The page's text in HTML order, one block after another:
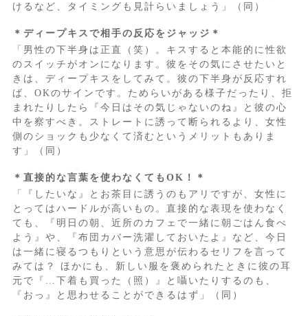
けるなど、タイミングも見計らいましょう」（同）
＊ディープキスで相手の反応をジャッジ＊
「男性の下半身は正直（笑）。キスすると本能的に性欲
のスイッチがオンになります。彼をその気にさせたいと
きは、ディープキスをしてみて。彼の下半身が反応すれ
ば、OKのサインです。ためらいがある様子だったり、拒
まれたりしたら『今日はその気じゃないのね』と彼の心
中を察すべき。ストレートに誘って断られるより、女性
側のショックも少なくて済むというメリットもありま
す」（同）
＊直接的な言葉を使わなくてもOK！＊
「『したいな』とお茶目に誘うのもアリですが、女性に
とってはハードルが高いもの。直接的な表現を使わなく
ても、『明日の朝、近所のカフェで一緒に朝ごはん食べ
よう』や、『布団カバー洗濯しておいたよ』など、今日
は一緒に寝るつもりという意思が伝わるセリフを言って
みては？ ほかにも、新しい服を褒められたときに彼の耳
元で『…下着も買った（照）』と囁いたりするのも、
『おっ』と思わせることができるはず」（同）